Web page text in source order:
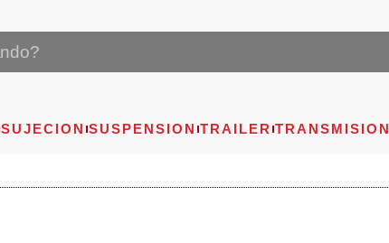
SUJECION SUSPENSION TRAILER TRANSMISION